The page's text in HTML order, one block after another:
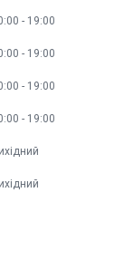
19:00
19:00
19:00
19:00